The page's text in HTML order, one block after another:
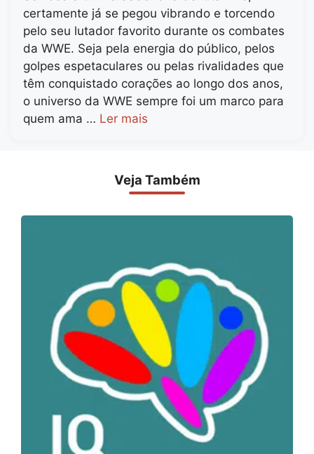
certamente já se pegou vibrando e torcendo
pelo seu lutador favorito durante os combates
da WWE. Seja pela energia do público, pelos
golpes espetaculares ou pelas rivalidades que
têm conquistado corações ao longo dos anos,
o universo da WWE sempre foi um marco para
quem ama … Ler mais
Veja Também